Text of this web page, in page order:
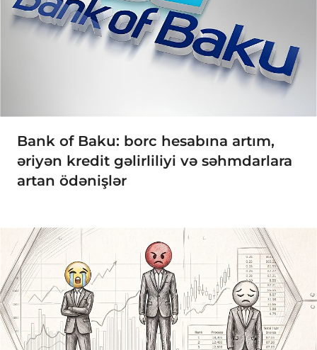
Bank of Baku: borc hesabına artım,
əriyən kredit gəlirliliyi və səhmdarlara
artan ödənişlər